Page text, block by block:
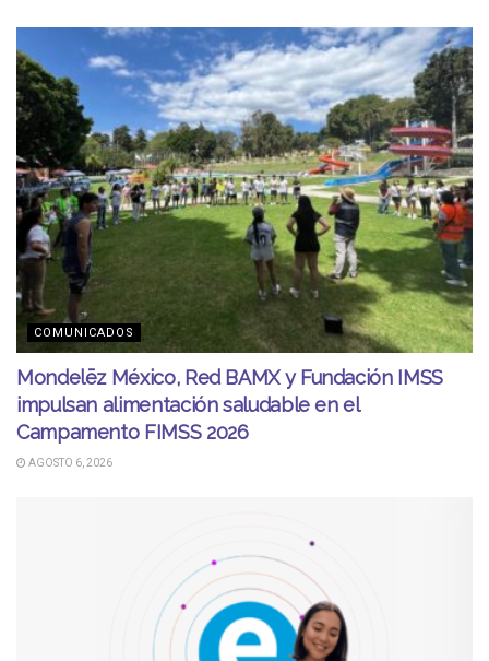
COMUNICADOS
Mondelēz México, Red BAMX y Fundación IMSS
impulsan alimentación saludable en el
Campamento FIMSS 2026
AGOSTO 6, 2026